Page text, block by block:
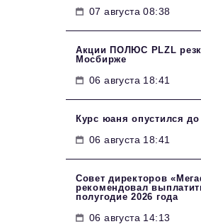
07 августа 08:38
Акции ПОЛЮС PLZL
Мосбирже
06 августа 18:41
Курс юаня опустился до
06 августа 18:41
Совет директоров
рекомендовал
полугодие 2026 года
06 августа 14:13